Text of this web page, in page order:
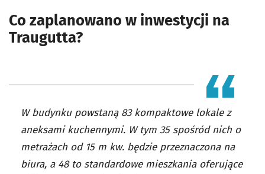
Co zaplanowano w inwestycji na
Traugutta?
W budynku powstaną 83 kompaktowe lokale z
aneksami kuchennymi. W tym 35 spośród nich o
metrażach od 15 m kw. będzie przeznaczona na
biura, a 48 to standardowe mieszkania oferujące